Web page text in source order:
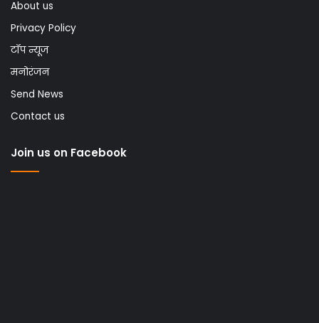
About us
Privacy Policy
टॉप न्यूज
मनोरंजन
Send News
Contact us
Join us on Facebook